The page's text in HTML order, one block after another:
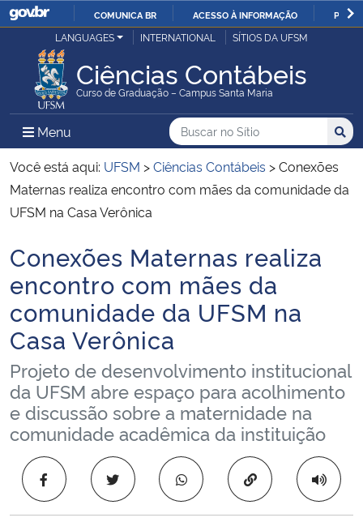
IR
O
COMUNICA BR ACESSO À INFORMAÇÃO
Ministério da Justiça e Segurança Pública
Ministério da Defesa
Ministério das Relações Exteriores
Ministério da Economia
Ministério da Infraestrutura
Ministério da Agricultura, Pecuária e Abastecimento
Ministério da Educação
Ministério da Cidadania
Ministério da Saúde
Ministério de Minas e Energia
Ministério da Ciência, Tecnologia, Inovações e Comunicações
LANGUAGES INTERNATIONAL SÍTIOS DA UFSM
Ciências Contábeis
Curso de Graduação – Campus Santa Maria
Menu Menu Principal do Sítio
Busca
Buscar no no Sítio
Busca:
Você está aqui: UFSM >Ciências Contábeis >Conexões
Maternas realiza encontro com mães da comunidade da
UFSM na Casa Verônica
Início do conteúdo
Conexões Maternas realiza
encontro com mães da
comunidade da UFSM na
Casa Verônica
Projeto de desenvolvimento institucional
da UFSM abre espaço para acolhimento
e discussão sobre a maternidade na
comunidade acadêmica da instituição
Copiar para área